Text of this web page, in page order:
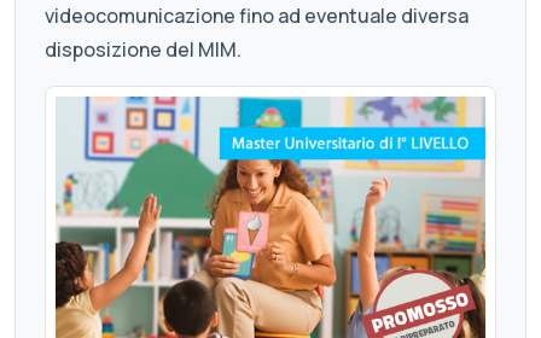
videocomunicazione fino ad eventuale diversa
disposizione del MIM.